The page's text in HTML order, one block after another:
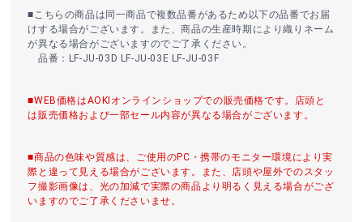
■こちらの商品は同一商品で複数品番があるため以下の品番でお届
けする場合がございます。また、商品の生産時期により織りネーム
が異なる場合がございますのでご了承ください。
品番：LF-JU-03D LF-JU-03E LF-JU-03F
■WEB価格はAOKIオンラインショップでの販売価格です。店頭と
は販売価格および一部セール内容が異なる場合がございます。
■商品の色味や質感は、ご使用のPC・携帯のモニター環境により実
際と違って見える場合がございます。また、店頭や屋外でのスタッ
フ撮影画像は、光の加減で実際の商品より明るく見える場合がござ
いますのでご了承くださいませ。